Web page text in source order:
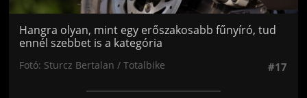
Hangra olyan, mint egy erőszakosabb fűnyíró, tud
ennél szebbet is a kategória
Fotó: Sturcz Bertalan / Totalbike #17